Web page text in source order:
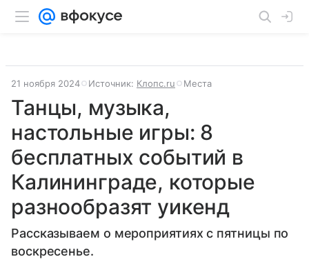
21 ноября 2024 Источник: Клопс.ru Места
Танцы, музыка,
настольные игры: 8
бесплатных событий в
Калининграде, которые
разнообразят уикенд
Рассказываем о мероприятиях с пятницы по
воскресенье.